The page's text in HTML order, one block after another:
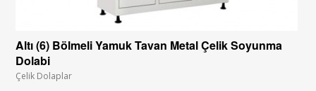
Altı (6) Bölmeli Yamuk Tavan Metal Çelik Soyunma
Dolabi
Çelik Dolaplar